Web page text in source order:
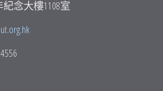
灣仔區深資童軍消防訓練班
大樓1108室